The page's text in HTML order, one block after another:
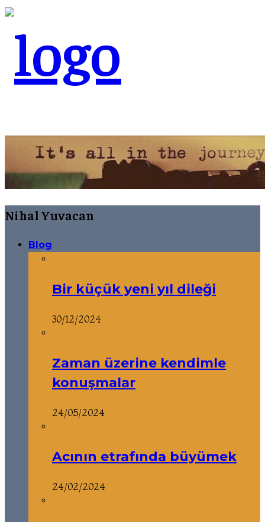
Nihal Yuvacan
Blog
Bir küçük yeni yıl dileği
30/12/2024
Zaman üzerine kendimle
konuşmalar
24/05/2024
Acının etrafında büyümek
24/02/2024